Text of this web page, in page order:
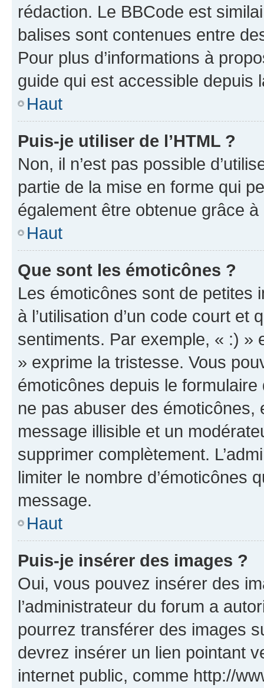
rédaction. Le BBCode est
balises sont contenues entre
Pour plus d’informations à
guide qui est accessible depuis
Haut
Puis-je utiliser de l’HTML ?
Non, il n’est pas possible
partie de la mise en forme qui
également être obtenue grâce à
Haut
Que sont les émoticônes ?
Les émoticônes sont de petites
à l’utilisation d’un code court et
sentiments. Par exemple, « :) »
» exprime la tristesse. Vous
émoticônes depuis le
ne pas abuser des
message illisible et un
supprimer complètement.
limiter le nombre d’émoticônes
message.
Haut
Puis-je insérer des images ?
Oui, vous pouvez insérer des
l’administrateur du forum a
pourrez transférer des images
devrez insérer un lien pointant
internet public, comme http://